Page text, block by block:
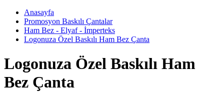
Anasayfa
Promosyon Baskılı Çantalar
Ham Bez - Elyaf - İmperteks
Logonuza Özel Baskılı Ham Bez Çanta
Logonuza Özel Baskılı Ham
Bez Çanta